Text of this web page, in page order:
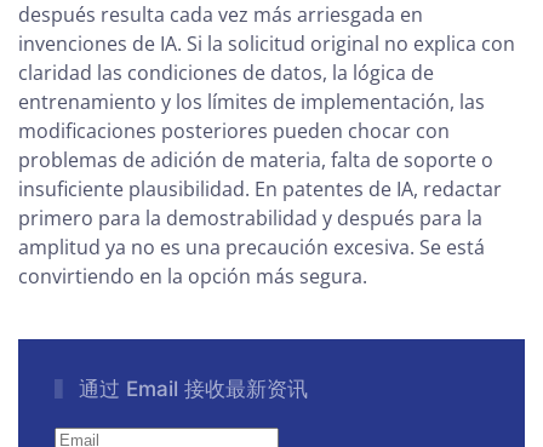
después resulta cada vez más arriesgada en
invenciones de IA. Si la solicitud original no explica con
claridad las condiciones de datos, la lógica de
entrenamiento y los límites de implementación, las
modificaciones posteriores pueden chocar con
problemas de adición de materia, falta de soporte o
insuficiente plausibilidad. En patentes de IA, redactar
primero para la demostrabilidad y después para la
amplitud ya no es una precaución excesiva. Se está
convirtiendo en la opción más segura.
通过 Email 接收最新资讯